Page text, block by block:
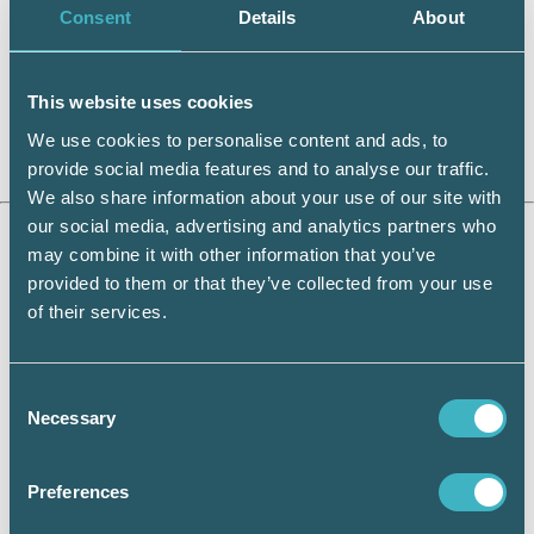
Consent Details About
This website uses cookies
We use cookies to personalise content and ads, to
provide social media features and to analyse our traffic.
We also share information about your use of our site with
our social media, advertising and analytics partners who
may combine it with other information that you’ve
provided to them or that they’ve collected from your use
of their services.
Selection
Necessary
Preferences
Örebros eget Skansen 50 år. Med sina trähus
och gårdar skildrar Wadköping Örebros äldre
också den fiktiva staden i en rad berättelser av
Hjalmar Bergman.
www.orebro750.se
Trysunda ligger vid Höga Kusten och är utsedd